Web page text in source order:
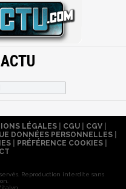
LÉGALES| CGU| CGV|
DONNÉES PERSONNELLES
PRÉFÉRENCE COOKIES
Reproduction interdite sans